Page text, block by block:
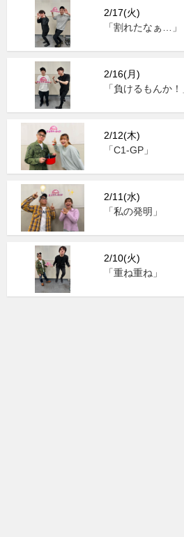
2/17(火)
「割れたなぁ…」
2/16(月)
「負けるもんか！
2/12(木)
「C1-GP」
2/11(水)
「私の発明」
2/10(火)
「重ね重ね」